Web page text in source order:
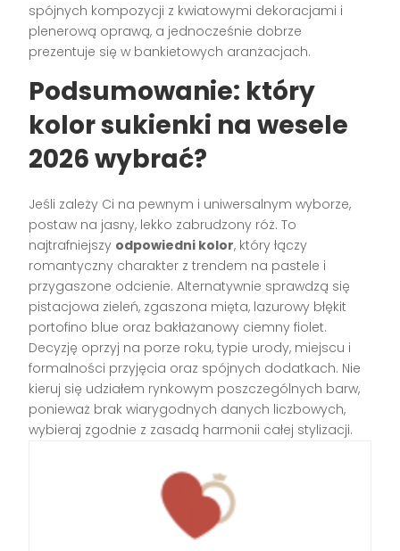
spójnych kompozycji z kwiatowymi dekoracjami i
plenerową oprawą, a jednocześnie dobrze
prezentuje się w bankietowych aranżacjach.
Podsumowanie: który
kolor sukienki na wesele
2026 wybrać?
Jeśli zależy Ci na pewnym i uniwersalnym wyborze,
postaw na jasny, lekko zabrudzony róż. To
najtrafniejszy odpowiedni kolor, który łączy
romantyczny charakter z trendem na pastele i
przygaszone odcienie. Alternatywnie sprawdzą się
pistacjowa zieleń, zgaszona mięta, lazurowy błękit
portofino blue oraz bakłażanowy ciemny fiolet.
Decyzję oprzyj na porze roku, typie urody, miejscu i
formalności przyjęcia oraz spójnych dodatkach. Nie
kieruj się udziałem rynkowym poszczególnych barw,
ponieważ brak wiarygodnych danych liczbowych,
wybieraj zgodnie z zasadą harmonii całej stylizacji.